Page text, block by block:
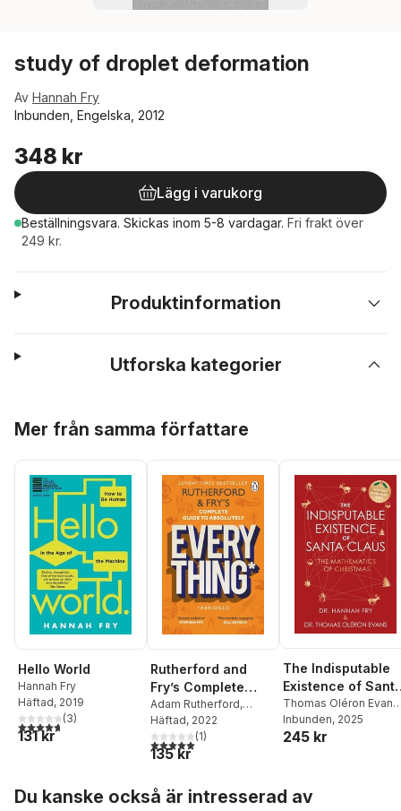
study of droplet deformation
Av Hannah Fry
Inbunden, Engelska, 2012
348 kr
Lägg i varukorg
Beställningsvara. Skickas inom 5-8 vardagar. Fri frakt över
249 kr.
Produktinformation
Utforska kategorier
Mer från samma författare
Hello World
Hannah Fry
Häftad, 2019
4,7utav 5 stjärnor. Totalt antal röster:
(3)
131 kr
Rutherford and
Fry’s Complete
Guide to Absolutely
Everything
(Abridged)
Adam Rutherford,
Hannah Fry
Häftad, 2022
5,0utav 5 stjärnor. Totalt antal röster:
(1)
135 kr
The Indisputable
Existence of
Claus: The
Mathematics of
Christmas
Thomas Oléron Evans
Hannah Fry
Inbunden, 2025
245 kr
Du kanske också är intresserad av